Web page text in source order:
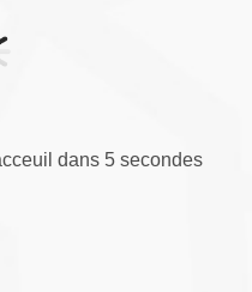
dans 5 secondes